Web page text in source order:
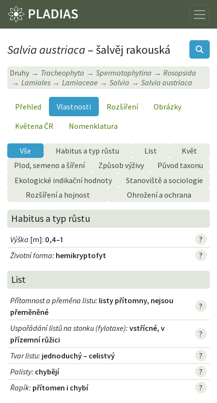
Salvia austriaca– šalvěj rakouská
Druhy Tracheophyta Spermatophytina
Rosopsida
Lamiales
Lamiaceae Salvia Salvia austriaca
Přehled Vlastnosti Rozšíření
Obrázky
Květena ČR
Nomenklatura
Vše Habitus a typ růstu List
Květ
Plod, semeno a šíření
Způsob výživy
Původ taxonu
Ekologické indikační hodnoty
Stanoviště a sociologie
Rozšíření a hojnost
Ohrožení a ochrana
Habitus a typ růstu
Výška [m]: 0,4–1
?
Životní forma: hemikryptofyt ?
List
Přítomnost a přeměna listu: listy přítomny, nejsou
přeměněné
?
Uspořádání listů na stonku (fylotaxe): vstřícné, v
přízemní růžici
?
Tvar listu: jednoduchý – celistvý
?
Palisty: chybějí
?
Řapík: přítomen i chybí ?